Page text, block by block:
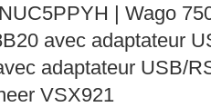
| Wago
avec adaptateur
adaptateur USB/
VSX921